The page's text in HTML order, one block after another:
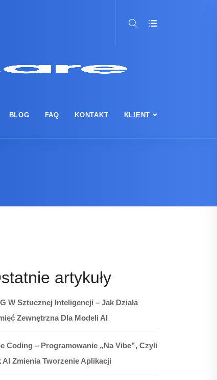
BLOG FAQ KONTAKT KLIENT
artykuły
W Sztucznej Inteligencji – Jak Działa
Zewnętrzna Dla Modeli AI
Coding – Programowanie „na Vibe”, Czyli
AI Zmienia Tworzenie Aplikacji